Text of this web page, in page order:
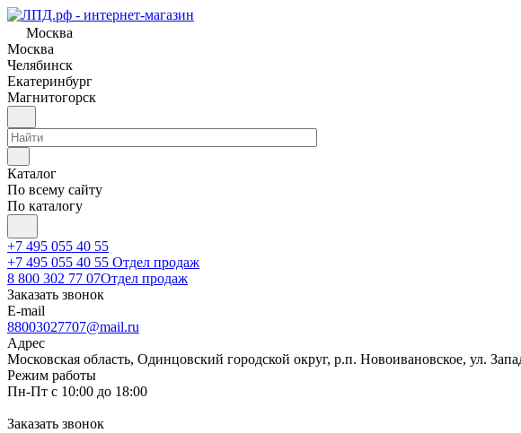
Москва
Москва
Челябинск
Екатеринбург
Магнитогорск
Каталог
По всему сайту
По каталогу
+7 495 055 40 55
+7 495 055 40 55 Отдел продаж
8 800 302 77 07Отдел продаж
Заказать звонок
E-mail
88003027707@mail.ru
Адрес
Московская область, Одинцовский городской округ, р.п. Новоивановское, ул.
Режим работы
Пн-Пт с 10:00 до 18:00
Заказать звонок